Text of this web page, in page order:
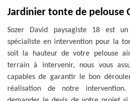
Jardinier tonte de pelouse
Sozer David paysagiste 18 est
spécialiste en intervention pour la
soit la hauteur de votre pelouse
terrain à intervenir, nous vous
capables de garantir le bon
réalisation de notre